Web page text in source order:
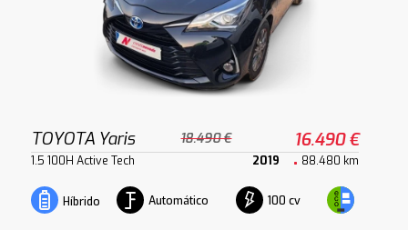
TOYOTA Yaris 18.490 € 16.490 €
1.5 100H Active Tech 2019 88.480 km
Híbrido Automático 100 cv